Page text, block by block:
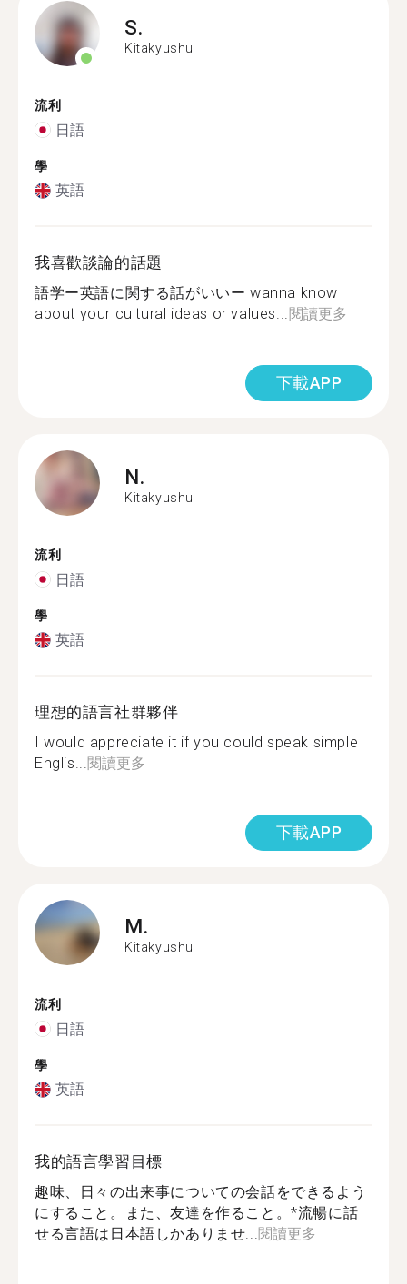
S.
Kitakyushu
流利
日語
學
英語
我喜歡談論的話題
語学ー英語に関する話がいいー wanna know
about your cultural ideas or values...閱讀更多
下載APP
N.
Kitakyushu
流利
日語
學
英語
理想的語言社群夥伴
I would appreciate it if you could speak simple
Englis...閱讀更多
下載APP
M.
Kitakyushu
流利
日語
學
英語
我的語言學習目標
趣味、日々の出来事についての会話をできるよう
にすること。また、友達を作ること。*流暢に話
せる言語は日本語しかありませ...閱讀更多